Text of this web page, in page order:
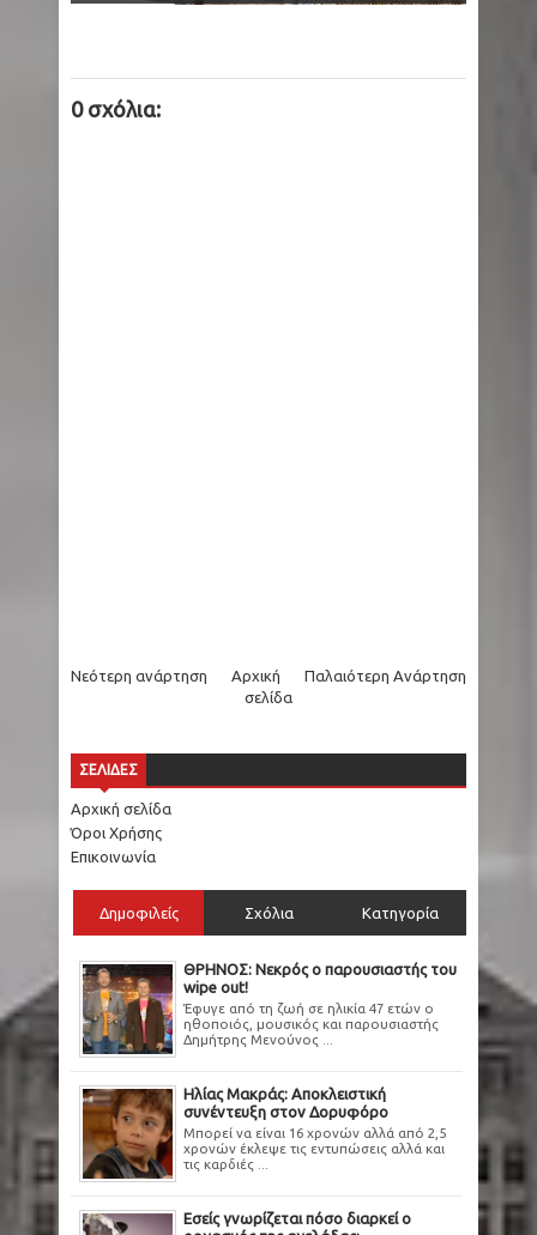
0 σχόλια:
Νεότερη ανάρτηση Παλαιότερη Ανάρτηση
Αρχική
σελίδα
ΣΕΛΙΔΕΣ
Αρχική σελίδα
Όροι Χρήσης
Επικοινωνία
Δημοφιλείς Σχόλια Κατηγορία
ΘΡΗΝΟΣ: Νεκρός ο παρουσιαστής του
wipe out!
Έφυγε από τη ζωή σε ηλικία 47 ετών ο
ηθοποιός, μουσικός και παρουσιαστής
Δημήτρης Μενούνος ...
Ηλίας Μακράς: Αποκλειστική
συνέντευξη στον Δορυφόρο
Μπορεί να είναι 16 χρονών αλλά από 2,5
χρονών έκλεψε τις εντυπώσεις αλλά και
τις καρδιές ...
Εσείς γνωρίζεται πόσο διαρκεί ο